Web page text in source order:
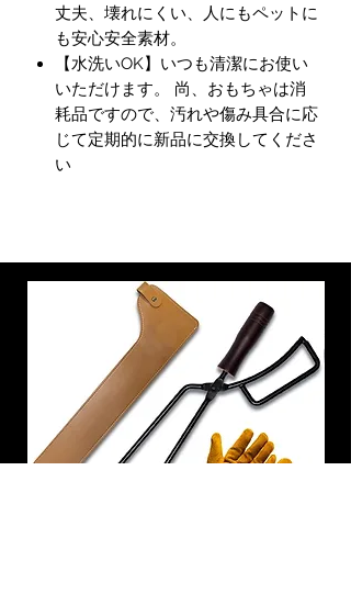
丈夫、壊れにくい、人にもペットに
も安心安全素材。
【水洗いOK】いつも清潔にお使い
いただけます。 尚、おもちゃは消
耗品ですので、汚れや傷み具合に応
じて定期的に新品に交換してくださ
い